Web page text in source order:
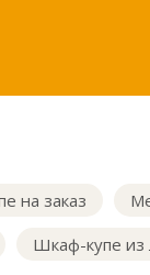
на заказ
Шкаф-купе